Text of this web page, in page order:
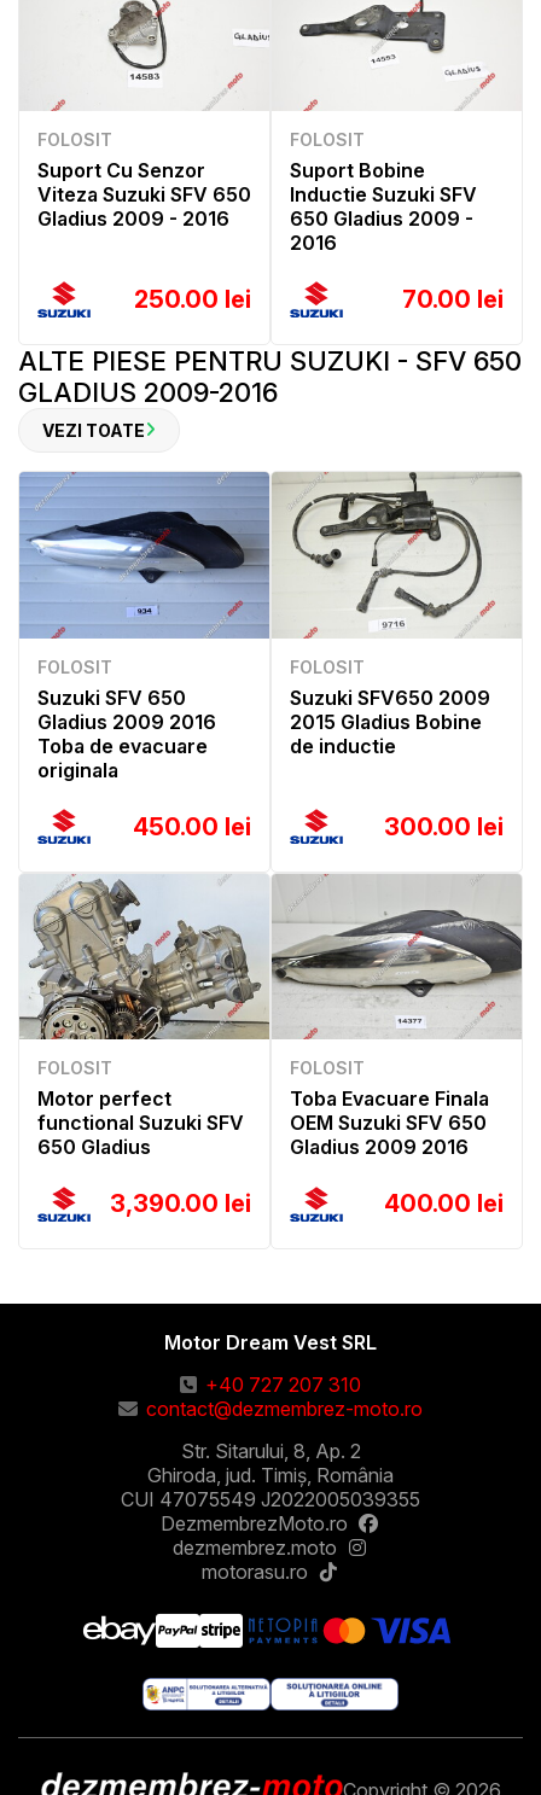
FOLOSIT
Suport Cu Senzor
Viteza Suzuki SFV 650
Gladius 2009 - 2016
250.00 lei
FOLOSIT
Suport Bobine
Inductie Suzuki SFV
650 Gladius 2009 -
2016
70.00 lei
ALTE PIESE PENTRU SUZUKI - SFV 650
GLADIUS 2009-2016
VEZI TOATE
FOLOSIT
Suzuki SFV 650
Gladius 2009 2016
Toba de evacuare
originala
450.00 lei
FOLOSIT
Suzuki SFV650 2009
2015 Gladius Bobine
de inductie
300.00 lei
FOLOSIT
Motor perfect
functional Suzuki SFV
650 Gladius
3,390.00 lei
FOLOSIT
Toba Evacuare Finala
OEM Suzuki SFV 650
Gladius 2009 2016
400.00 lei
Motor Dream Vest SRL
+40 727 207 310
contact@dezmembrez-moto.ro
Str. Sitarului, 8, Ap. 2
Ghiroda, jud. Timiș, România
CUI 47075549 J2022005039355
DezmembrezMoto.ro
dezmembrez.moto
motorasu.ro